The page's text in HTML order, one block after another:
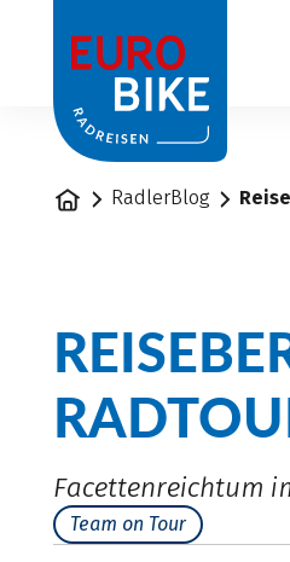
StartseiteRadlerBlog
Facettenreichtum
Team on Tour